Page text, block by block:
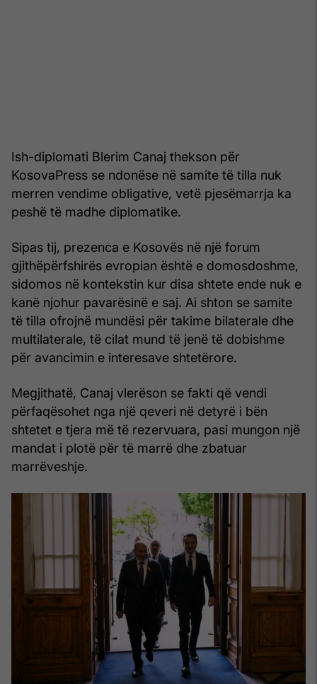
Ish-diplomati Blerim Canaj thekson për
KosovaPress se ndonëse në samite të tilla nuk
merren vendime obligative, vetë pjesëmarrja ka
peshë të madhe diplomatike.
Sipas tij, prezenca e Kosovës në një forum
gjithëpërfshirës evropian është e domosdoshme,
sidomos në kontekstin kur disa shtete ende nuk e
kanë njohur pavarësinë e saj. Ai shton se samite
të tilla ofrojnë mundësi për takime bilaterale dhe
multilaterale, të cilat mund të jenë të dobishme
për avancimin e interesave shtetërore.
Megjithatë, Canaj vlerëson se fakti që vendi
përfaqësohet nga një qeveri në detyrë i bën
shtetet e tjera më të rezervuara, pasi mungon një
mandat i plotë për të marrë dhe zbatuar
marrëveshje.